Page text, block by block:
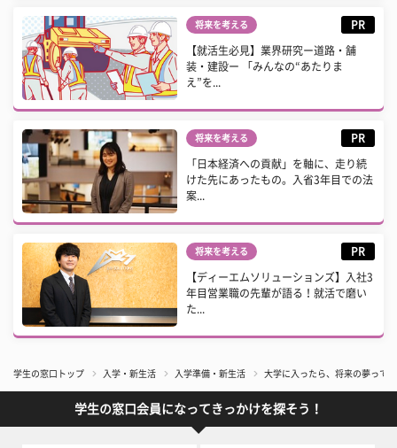
将来を考える PR
【就活生必見】業界研究ー道路・舗
装・建設ー 「みんなの“あたりま
え”を...
将来を考える PR
「日本経済への貢献」を軸に、走り続
けた先にあったもの。入省3年目での法
案...
将来を考える PR
【ディーエムソリューションズ】入社3
年目営業職の先輩が語る！就活で磨い
た...
学生の窓口トップ 入学・新生活 入学準備・新生活 大学に入ったら、将来の夢って
学生の窓口会員になってきっかけを探そう！